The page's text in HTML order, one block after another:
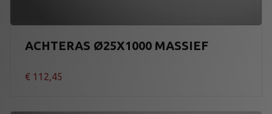
ACHTERAS Ø25X1000 MASSIEF
€ 112,45